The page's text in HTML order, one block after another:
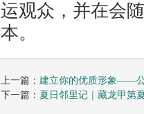
运观众，并在会
本。
上一篇： 建立你的优质形象——
下一篇： 夏日邻里记｜藏龙甲第